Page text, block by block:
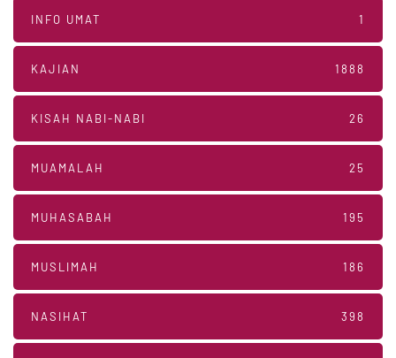
INFO UMAT 1
KAJIAN 1888
KISAH NABI-NABI 26
MUAMALAH 25
MUHASABAH 195
MUSLIMAH 186
NASIHAT 398